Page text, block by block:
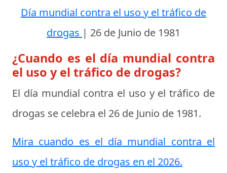
Día mundial contra el uso y el tráfico de
drogas | 26 de Junio de 1981
¿Cuando es el día mundial contra
el uso y el tráfico de drogas?
El día mundial contra el uso y el tráfico de
drogas se celebra el 26 de Junio de 1981.
Mira cuando es el día mundial contra el
uso y el tráfico de drogas en el 2026.